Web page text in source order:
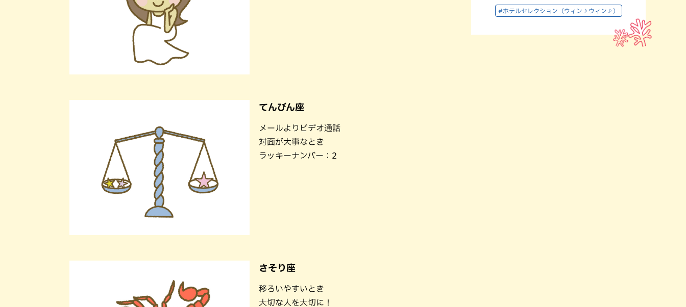
てんびん座
メールよりビデオ通話
対面が大事なとき
ラッキーナンバー：2
さそり座
移ろいやすいとき
大切な人を大切に！
#ホテルセレクション（ウィン♪ウィン♪）